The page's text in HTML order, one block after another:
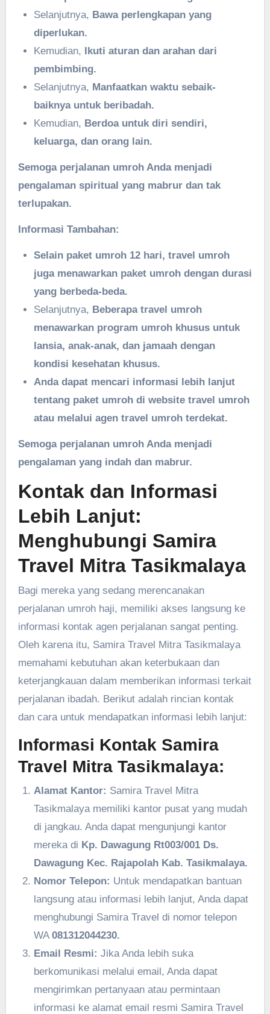
Selanjutnya, Bawa perlengkapan yang
diperlukan.
Kemudian, Ikuti aturan dan arahan dari
pembimbing.
Selanjutnya, Manfaatkan waktu sebaik-
baiknya untuk beribadah.
Kemudian, Berdoa untuk diri sendiri,
keluarga, dan orang lain.
Semoga perjalanan umroh Anda menjadi
pengalaman spiritual yang mabrur dan tak
terlupakan.
Informasi Tambahan:
Selain paket umroh 12 hari, travel umroh
juga menawarkan paket umroh dengan durasi
yang berbeda-beda.
Selanjutnya, Beberapa travel umroh
menawarkan program umroh khusus untuk
lansia, anak-anak, dan jamaah dengan
kondisi kesehatan khusus.
Anda dapat mencari informasi lebih lanjut
tentang paket umroh di website travel umroh
atau melalui agen travel umroh terdekat.
Semoga perjalanan umroh Anda menjadi
pengalaman yang indah dan mabrur.
Kontak dan Informasi
Lebih Lanjut:
Menghubungi Samira
Travel Mitra Tasikmalaya
Bagi mereka yang sedang merencanakan
perjalanan umroh haji, memiliki akses langsung ke
informasi kontak agen perjalanan sangat penting.
Oleh karena itu, Samira Travel Mitra Tasikmalaya
memahami kebutuhan akan keterbukaan dan
keterjangkauan dalam memberikan informasi terkait
perjalanan ibadah. Berikut adalah rincian kontak
dan cara untuk mendapatkan informasi lebih lanjut:
Informasi Kontak Samira
Travel Mitra Tasikmalaya:
Alamat Kantor: Samira Travel Mitra
Tasikmalaya memiliki kantor pusat yang mudah
di jangkau. Anda dapat mengunjungi kantor
mereka di Kp. Dawagung Rt003/001 Ds.
Dawagung Kec. Rajapolah Kab. Tasikmalaya.
Nomor Telepon: Untuk mendapatkan bantuan
langsung atau informasi lebih lanjut, Anda dapat
menghubungi Samira Travel di nomor telepon
WA 081312044230.
Email Resmi: Jika Anda lebih suka
berkomunikasi melalui email, Anda dapat
mengirimkan pertanyaan atau permintaan
informasi ke alamat email resmi Samira Travel